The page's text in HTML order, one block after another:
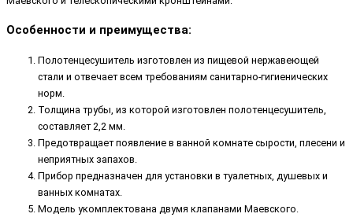
Особенности и преимущества:
Полотенцесушитель изготовлен из пищевой нержавеющей
стали и отвечает всем требованиям санитарно-гигиенических
норм.
Толщина трубы, из которой изготовлен полотенцесушитель,
составляет 2,2 мм.
Предотвращает появление в ванной комнате сырости, плесени и
неприятных запахов.
Прибор предназначен для установки в туалетных, душевых и
ванных комнатах.
Модель укомплектована двумя клапанами Маевского.